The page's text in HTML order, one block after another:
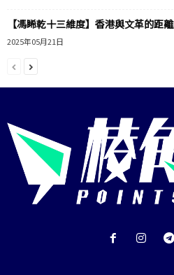
【馮睎乾十三維度】香港與文革的距離
2025年05月21日